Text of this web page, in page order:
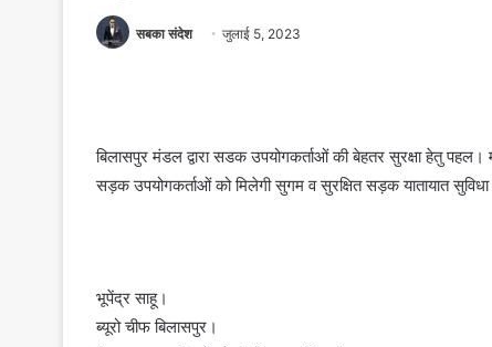
सबका संदेश जुलाई 5, 2023
बिलासपुर मंडल द्वारा सडक उपयोगकर्ताओं की बेहतर सुरक्षा हेतु
सड़क उपयोगकर्ताओं को मिलेगी सुगम व सुरक्षित सड़क यातायात सुविधा
भूपेंद्र साहू।
ब्यूरो चीफ बिलासपुर।